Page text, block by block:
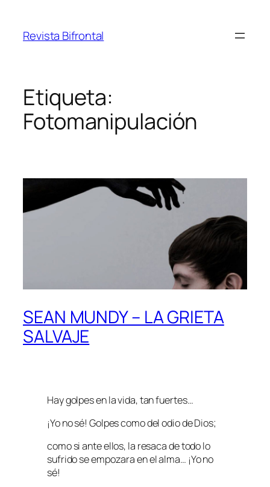
contenido
Revista Bifrontal
Etiqueta:
Fotomanipulación
SEAN MUNDY – LA GRIETA
SALVAJE
Hay golpes en la vida, tan fuertes…
¡Yo no sé! Golpes como del odio de Dios;
como si ante ellos, la resaca de todo lo
sufrido se empozara en el alma… ¡Yo no
sé!